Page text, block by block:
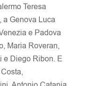
Teresa
Genova Luca
e Padova
Maria Roveran,
e Diego Ribon. E